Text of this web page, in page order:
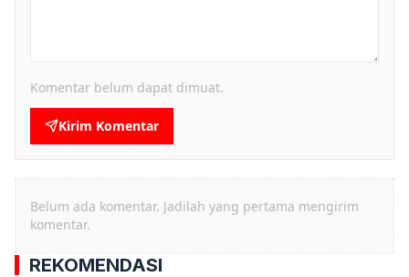
Komentar belum dapat dimuat.
Kirim Komentar
Belum ada komentar. Jadilah yang pertama mengirim
komentar.
REKOMENDASI